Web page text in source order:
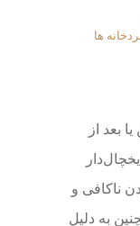
ها
بعد از
ناکافی و
به دلیل